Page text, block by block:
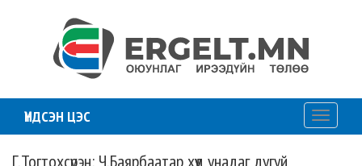
ҮНДСЭН ЦЭС
Toggle
Г.Тогтохсүрэн: Ч.Баярбаатар хүүд унадаг дугуй